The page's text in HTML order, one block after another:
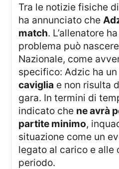
Tra le notizie fisiche di giornata, Spalletti
ha annunciato che
match. L’allenatore
problema può
Nazionale, come
specifico: Adzic ha un
caviglia e non risulta
gara. In termini di
indicato che ne avrà
partite minimo,
situazione come un
legato al carico e alle
periodo.